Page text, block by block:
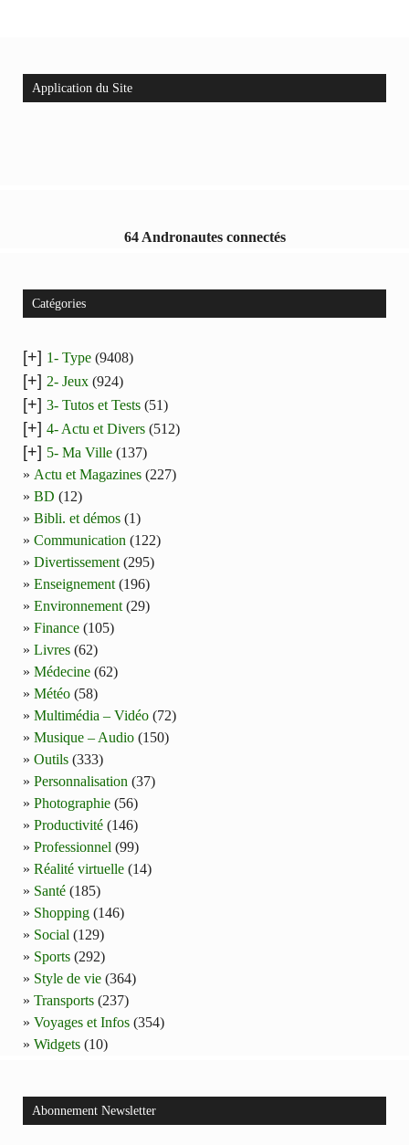
Application du Site
64 Andronautes connectés
Catégories
[+] 1- Type (9408)
[+] 2- Jeux (924)
[+] 3- Tutos et Tests (51)
[+] 4- Actu et Divers (512)
[+] 5- Ma Ville (137)
Actu et Magazines (227)
BD (12)
Bibli. et démos (1)
Communication (122)
Divertissement (295)
Enseignement (196)
Environnement (29)
Finance (105)
Livres (62)
Médecine (62)
Météo (58)
Multimédia – Vidéo (72)
Musique – Audio (150)
Outils (333)
Personnalisation (37)
Photographie (56)
Productivité (146)
Professionnel (99)
Réalité virtuelle (14)
Santé (185)
Shopping (146)
Social (129)
Sports (292)
Style de vie (364)
Transports (237)
Voyages et Infos (354)
Widgets (10)
Abonnement Newsletter